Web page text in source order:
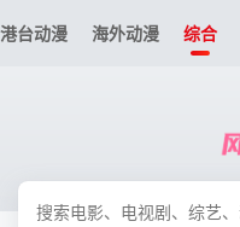
港台动漫 海外动漫 综合